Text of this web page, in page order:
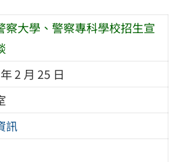
察大學、警察專科學校招生宣
2 月 25 日
訊